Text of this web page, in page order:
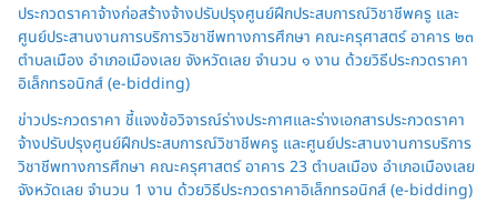
ประกวดราคาจ้างก่อสร้างจ้างปรับปรุงศูนย์ฝึกประสบการณ์วิชาชีพครู และ
ศูนย์ประสานงานการบริการวิชาชีพทางการศึกษา คณะครุศาสตร์ อาคาร ๒๓
ตำบลเมือง อำเภอเมืองเลย จังหวัดเลย จำนวน ๑ งาน ด้วยวิธีประกวดราคา
อิเล็กทรอนิกส์ (e-bidding)
ข่าวประกวดราคา ชี้แจงข้อวิจารณ์ร่างประกาศและร่างเอกสารประกวดราคา
จ้างปรับปรุงศูนย์ฝึกประสบการณ์วิชาชีพครู และศูนย์ประสานงานการบริการ
วิชาชีพทางการศึกษา คณะครุศาสตร์ อาคาร 23 ตำบลเมือง อำเภอเมืองเลย
จังหวัดเลย จำนวน 1 งาน ด้วยวิธีประกวดราคาอิเล็กทรอนิกส์ (e-bidding)